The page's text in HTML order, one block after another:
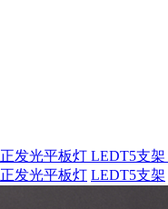
正发光平板灯 LEDT5支架
正发光平板灯 LEDT5支架